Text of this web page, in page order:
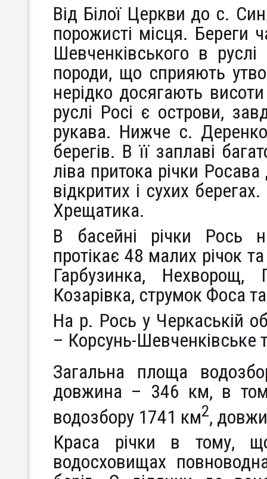
Від Білої Церкви до с.
порожисті місця. Береги
Шевченківського в руслі
породи, що сприяють
нерідко досягають
руслі Росі є острови,
рукава. Нижче с.
берегів. В її заплаві
ліва притока річки
відкритих і сухих
Хрещатика.
В басейні річки Рось
протікає 48 малих річок
Гарбузинка, Нехворощ,
Козарівка, струмок Фоса
На р. Рось у Черкаській
– Корсунь-Шевченківське
Загальна площа
довжина – 346 км, в
водозбору 1741 км2,
Краса річки в тому,
водосховищах